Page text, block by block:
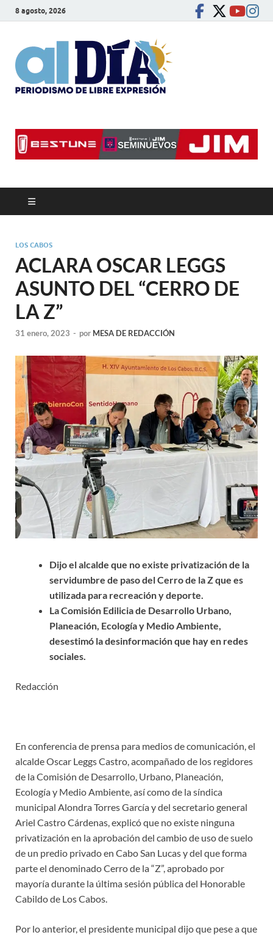
8 agosto, 2026
LOS CABOS
ACLARA OSCAR LEGGS
ASUNTO DEL “CERRO DE
LA Z”
31 enero, 2023 - por MESA DE REDACCIÓN
Dijo el alcalde que no existe privatización de la
servidumbre de paso del Cerro de la Z que es
utilizada para recreación y deporte.
La Comisión Edilicia de Desarrollo Urbano,
Planeación, Ecología y Medio Ambiente,
desestimó la desinformación que hay en redes
sociales.
Redacción
En conferencia de prensa para medios de comunicación, el
alcalde Oscar Leggs Castro, acompañado de los regidores
de la Comisión de Desarrollo, Urbano, Planeación,
Ecología y Medio Ambiente, así como de la síndica
municipal Alondra Torres García y del secretario general
Ariel Castro Cárdenas, explicó que no existe ninguna
privatización en la aprobación del cambio de uso de suelo
de un predio privado en Cabo San Lucas y del que forma
parte el denominado Cerro de la “Z”, aprobado por
mayoría durante la última sesión pública del Honorable
Cabildo de Los Cabos.
Por lo anterior, el presidente municipal dijo que pese a que